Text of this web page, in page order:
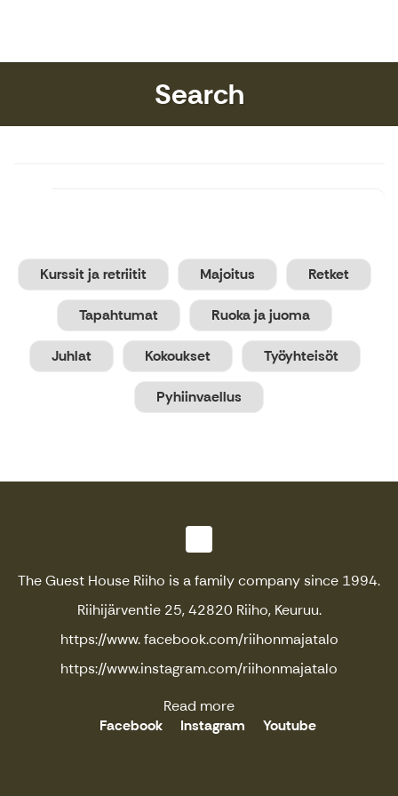
Search
Kurssit ja retriitit Majoitus Retket
Tapahtumat Ruoka ja juoma
Juhlat Kokoukset Työyhteisöt
Pyhiinvaellus
The Guest House Riiho is a family company since 1994.
Riihijärventie 25, 42820 Riiho, Keuruu.
https://www. facebook.com/riihonmajatalo
https://www.instagram.com/riihonmajatalo
Read more
Facebook
Instagram Youtube